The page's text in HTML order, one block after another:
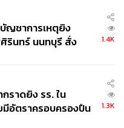
ญชาการเหตุยิง
ศิรินทร์ นนทบุรี สั่ง
1.4K
ราดยิง รร. ใน
มีอัตราครอบครองปืน
1.3K